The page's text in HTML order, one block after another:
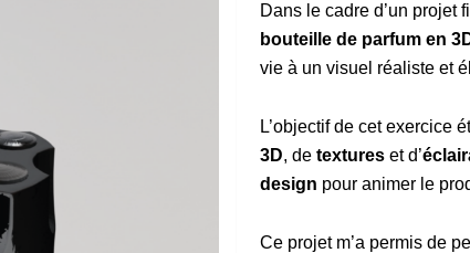
Dans le cadre d’un projet
bouteille de parfum en
vie à un visuel réaliste et
L’objectif de cet exercice
3D, detextures et d’
design pour animer le
Ce projet m’a permis de